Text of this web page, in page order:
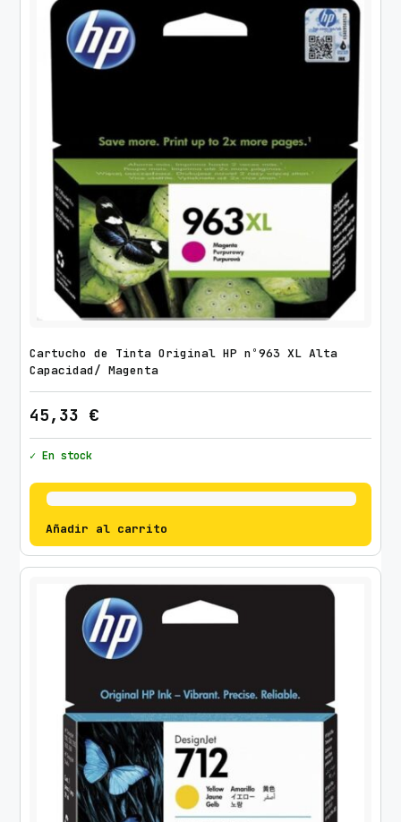
Cartucho de Tinta Original HP nº963 XL Alta
Capacidad/ Magenta
45,33 €
✓ En stock
Añadir al carrito